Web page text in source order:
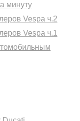
минуту
Vespa ч.2
Vespa ч.1